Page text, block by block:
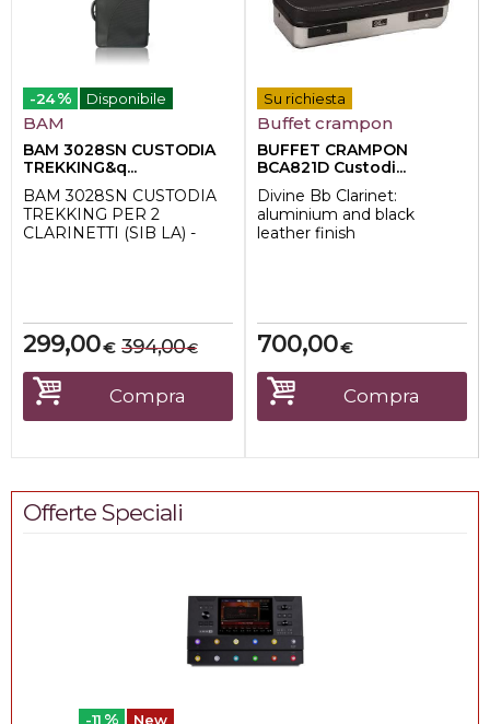
-24 % Disponibile
BAM
BAM 3028SN CUSTODIA
TREKKING&q...
BAM 3028SN CUSTODIA
TREKKING PER 2
CLARINETTI (SIB LA) -
€
299,00 €
394,00
Compra
Su richiesta
Buffet crampon
BUFFET CRAMPON
BCA821D Custodi...
Divine Bb Clarinet:
aluminium and black
leather finish
€
700,00
Compra
Offerte Speciali
-11 % New